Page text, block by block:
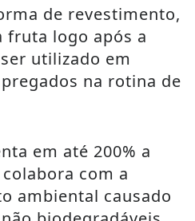
de revestimento,
fruta logo após a
utilizado em
na rotina de
em até 200% a
com a
ambiental causado